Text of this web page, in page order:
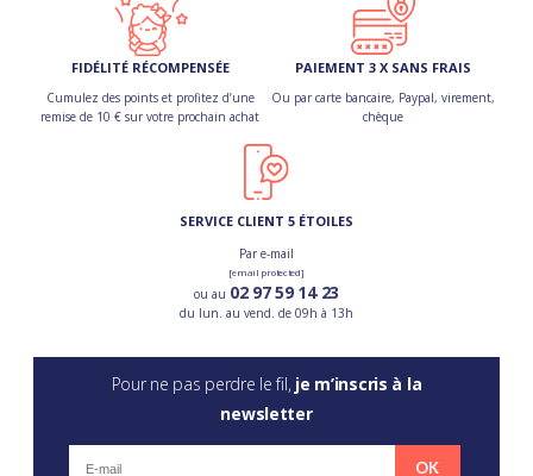
FIDÉLITÉ RÉCOMPENSÉE
Cumulez des points et profitez d’une
remise de 10 € sur votre prochain achat
PAIEMENT 3 X SANS FRAIS
Ou par carte bancaire, Paypal, virement,
chèque
SERVICE CLIENT 5 ÉTOILES
Par e-mail
[email protected]
ou au 02 97 59 14 23
du lun. au vend. de 09h à 13h
Pour ne pas perdre le fil, je m’inscris à la
newsletter
OK